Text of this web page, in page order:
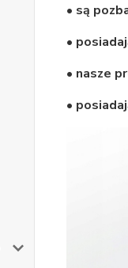
• są
•
• nasze
•